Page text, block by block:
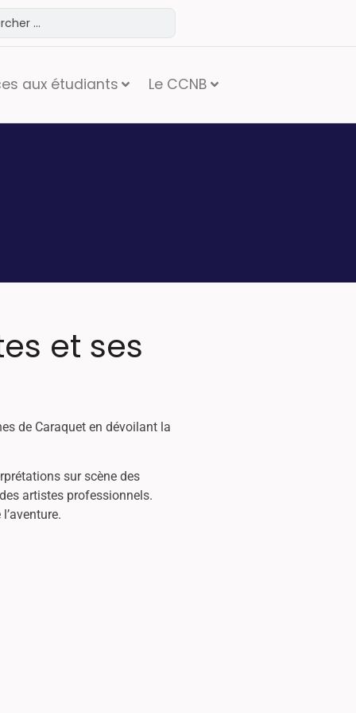
aux étudiants Le CCNB
et ses
de Caraquet en dévoilant la
sur scène des
artistes professionnels.